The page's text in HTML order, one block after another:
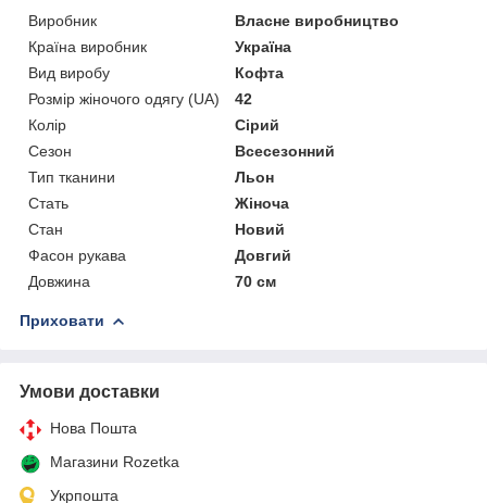
Виробник
Власне виробництво
Країна виробник
Україна
Вид виробу
Кофта
Розмір жіночого одягу (UA)
42
Колір
Сірий
Сезон
Всесезонний
Тип тканини
Льон
Стать
Жіноча
Стан
Новий
Фасон рукава
Довгий
Довжина
70 см
Приховати
Умови доставки
Нова Пошта
Магазини Rozetka
Укрпошта